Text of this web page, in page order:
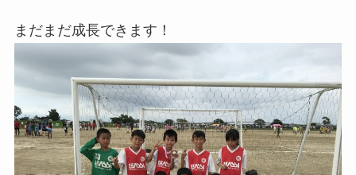
まだまだ成長できます！